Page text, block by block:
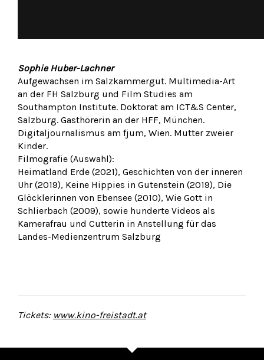
Sophie Huber-Lachner
Aufgewachsen im Salzkammergut. Multimedia-Art
an der FH Salzburg und Film Studies am
Southampton Institute. Doktorat am ICT&S Center,
Salzburg. Gasthörerin an der HFF, München.
Digitaljournalismus am fjum, Wien. Mutter zweier
Kinder.
Filmografie (Auswahl):
Heimatland Erde (2021), Geschichten von der inneren
Uhr (2019), Keine Hippies in Gutenstein (2019), Die
Glöcklerinnen von Ebensee (2010), Wie Gott in
Schlierbach (2009), sowie hunderte Videos als
Kamerafrau und Cutterin in Anstellung für das
Landes-Medienzentrum Salzburg
Tickets: www.kino-freistadt.at